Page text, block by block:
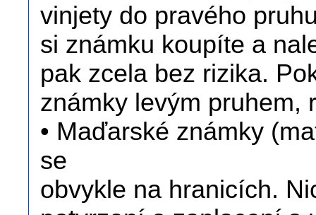
vinjety do pravého
si známku koupíte a
pak zcela bez rizika.
známky levým pruhem,
• Maďarské známky
se
obvykle na hranicích.